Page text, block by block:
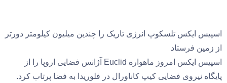
اسپیس ایکس تلسکوپ انرژی تاریک را چندین میلیون کیلومتر دورتر
از زمین فرستاد
اسپیس ایکس امروز ماهواره Euclid آژانس فضایی اروپا را از
پایگاه نیروی فضایی کیپ کاناورال در فلوریدا به فضا پرتاب کرد.